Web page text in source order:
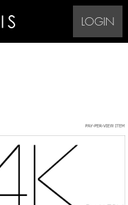
LOGIN